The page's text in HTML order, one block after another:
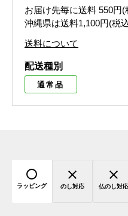
お届け先毎に送料 550円(
沖縄県は送料1,100円(税
送料について
配送種別
通常品
ラッピング のし対応 仏のし対応